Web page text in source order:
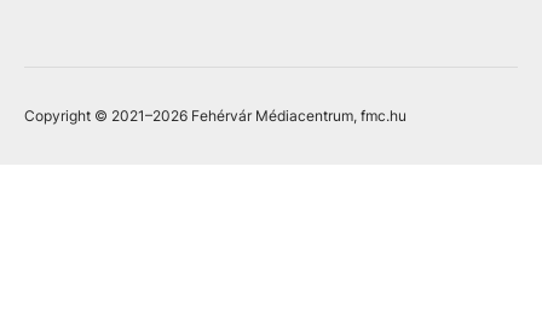
Copyright © 2021–2026 Fehérvár Médiacentrum, fmc.hu